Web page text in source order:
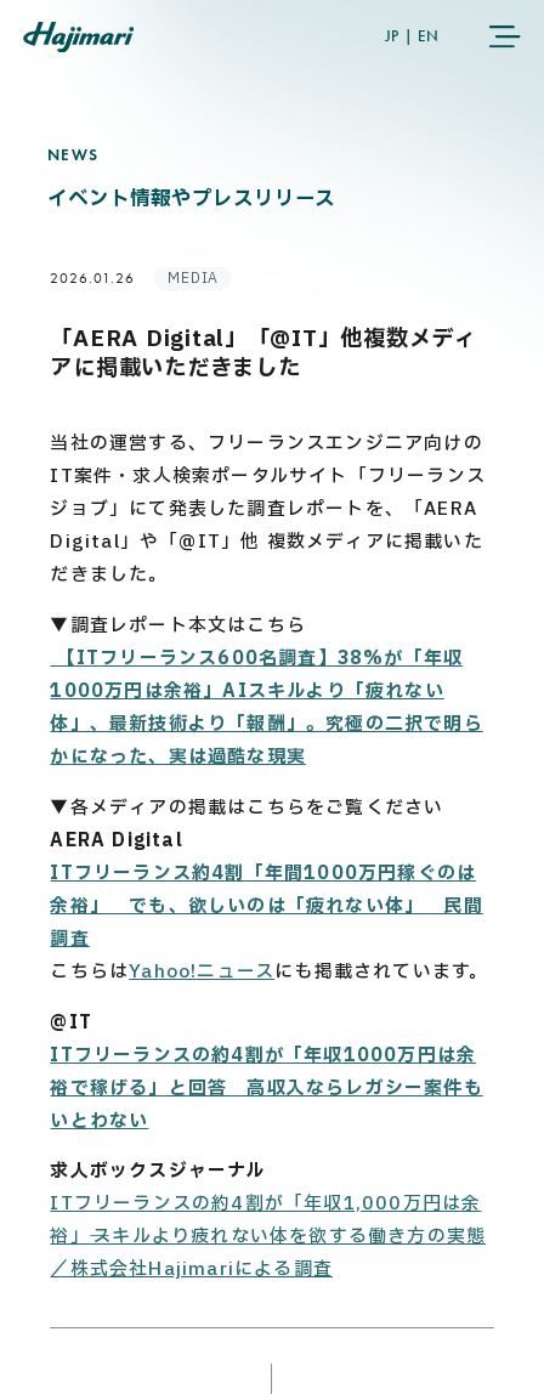
JP EN
COMPANY
NEWS
MEMBERS
CAREERS
CONTACT
Privacy Policy
Security Action
NEWS
NEWS
イベント情報やプレスリリース
2026.01.26 MEDIA
「AERA Digital」「@IT」他複数メディ
アに掲載いただきました
当社の運営する、フリーランスエンジニア向けの
IT案件・求人検索ポータルサイト「フリーランス
ジョブ」にて発表した調査レポートを、「AERA
Digital」や「@IT」他 複数メディアに掲載いた
だきました。
▼調査レポート本文はこちら
【ITフリーランス600名調査】38%が「年収
1000万円は余裕」AIスキルより「疲れない
体」、最新技術より「報酬」。究極の二択で明ら
かになった、実は過酷な現実
▼各メディアの掲載はこちらをご覧ください
AERA Digital
ITフリーランス約4割「年間1000万円稼ぐのは
余裕」 でも、欲しいのは「疲れない体」 民間
調査
こちらはYahoo!ニュースにも掲載されています。
@IT
ITフリーランスの約4割が「年収1000万円は余
裕で稼げる」と回答 高収入ならレガシー案件も
いとわない
求人ボックスジャーナル
ITフリーランスの約4割が「年収1,000万円は余
裕」──スキルより疲れない体を欲する働き方の実態
／株式会社Hajimariによる調査